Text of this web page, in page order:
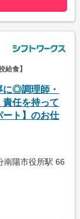
食】
に◎調理師・
任を持って
ト】のお仕
南陽市役所駅 66